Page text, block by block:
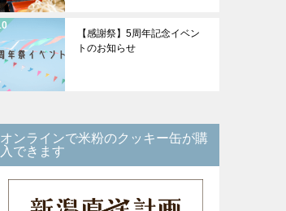
【感謝祭】5周年記念イベン
トのお知らせ
オンラインで米粉のクッキー缶が購
入できます